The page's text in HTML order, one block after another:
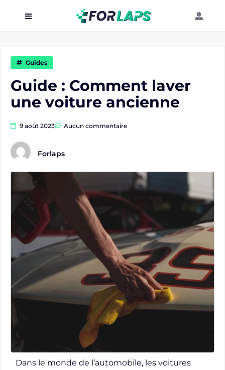
Événements
Localisation
Organisateur
Guides
Guide : Comment laver
une voiture ancienne
9 août 2023 Aucun commentaire
Forlaps
Dans le monde de l’automobile, les voitures